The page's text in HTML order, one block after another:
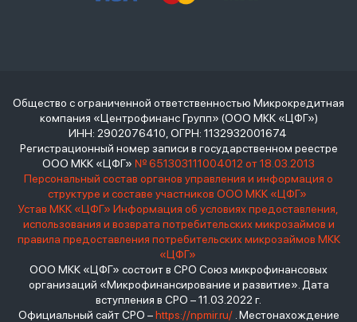
Общество с ограниченной ответственностью Микрокредитная
компания «Центрофинанс Групп» (ООО МКК «ЦФГ»)
ИНН: 2902076410, ОГРН: 1132932001674
Регистрационный номер записи в государственном реестре
ООО МКК «ЦФГ» № 651303111004012 от 18.03.2013
Персональный состав органов управления и информация о
структуре и составе участников ООО МКК «ЦФГ»
Устав МКК «ЦФГ» Информация об условиях предоставления,
использования и возврата потребительских микрозаймов и
правила предоставления потребительских микрозаймов МКК
«ЦФГ»
ООО МКК «ЦФГ» состоит в СРО Союз микрофинансовых
организаций «Микрофинансирование и развитие». Дата
вступления в СРО – 11.03.2022 г.
Официальный сайт СРО –https://npmir.ru/. Местонахождение